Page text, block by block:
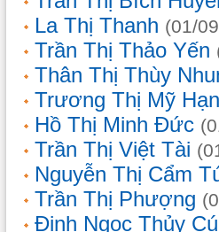
La Thị Thanh (01/
Trần Thị Thảo Yến
Thân Thị Thùy
Trương Thị Mỹ
Hồ Thị Minh Đức
Trần Thị Việt Tài
Nguyễn Thị Cẩm
Trần Thị Phượng
Đinh Ngọc Thủy